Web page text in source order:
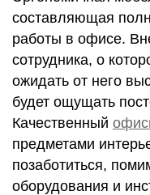
составляющая
работы в офисе.
сотрудника, о
ожидать от него
будет ощущать
Качественный
предметами
позаботиться,
оборудования и